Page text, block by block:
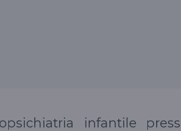
infantile